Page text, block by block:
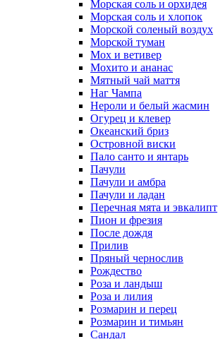
Морская соль и орхидея
Морская соль и хлопок
Морской соленый воздух
Морской туман
Мох и ветивер
Мохито и ананас
Мятный чай маття
Наг Чампа
Нероли и белый жасмин
Огурец и клевер
Океанский бриз
Островной виски
Пало санто и янтарь
Пачули
Пачули и амбра
Пачули и ладан
Перечная мята и эвкалипт
Пион и фрезия
После дождя
Прилив
Пряный чернослив
Рождество
Роза и ландыш
Роза и лилия
Розмарин и перец
Розмарин и тимьян
Сандал